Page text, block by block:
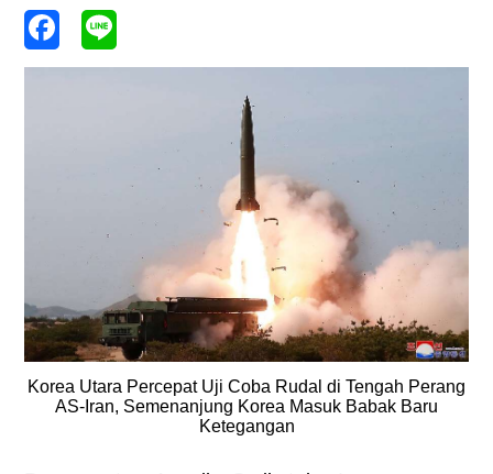
Korea Utara Percepat Uji Coba Rudal di Tengah Perang
AS-Iran, Semenanjung Korea Masuk Babak Baru
Ketegangan